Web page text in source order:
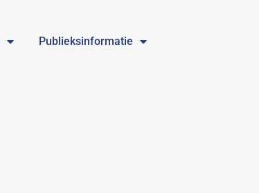
Publieksinformatie